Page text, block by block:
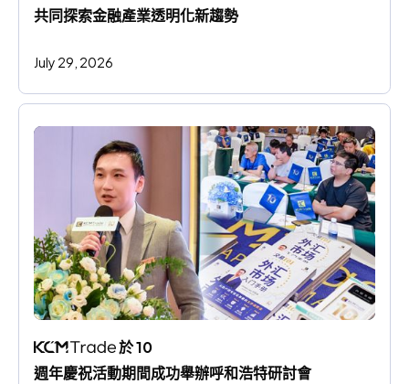
共同探索金融產業透明化新趨勢
July 29, 2026
於 10
週年慶祝活動期間成功舉辦呼和浩特研討會